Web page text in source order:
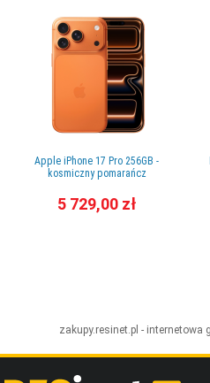
Apple iPhone 17 Pro 256GB -
kosmiczny pomarańcz
5 729,00 zł
zakupy.resinet.pl - internetowa